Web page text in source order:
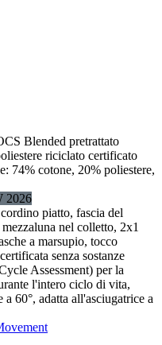
Blended pretrattato
riciclato certificato
74% cotone, 20% poliestere,
2026
piatto, fascia del
nel colletto, 2x1
a marsupio, tocco
senza sostanze
Assessment) per la
l'intero ciclo di vita,
60°, adatta all'asciugatrice a